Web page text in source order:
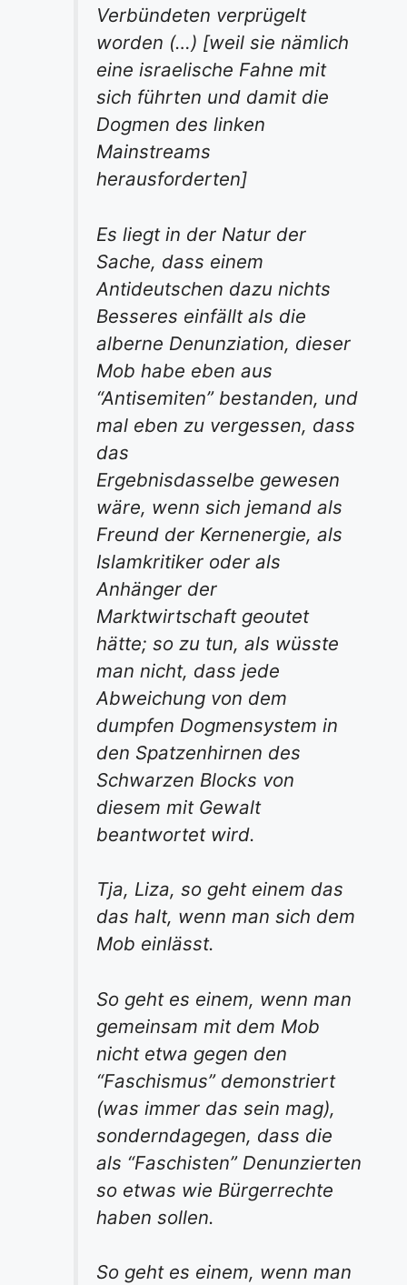
Verbündeten verprügelt
worden (…) [weil sie nämlich
eine israelische Fahne mit
sich führten und damit die
Dogmen des linken
Mainstreams
herausforderten]
Es liegt in der Natur der
Sache, dass einem
Antideutschen dazu nichts
Besseres einfällt als die
alberne Denunziation, dieser
Mob habe eben aus
“Antisemiten” bestanden, und
mal eben zu vergessen, dass
das
Ergebnisdasselbe gewesen
wäre, wenn sich jemand als
Freund der Kernenergie, als
Islamkritiker oder als
Anhänger der
Marktwirtschaft geoutet
hätte; so zu tun, als wüsste
man nicht, dass jede
Abweichung von dem
dumpfen Dogmensystem in
den Spatzenhirnen des
Schwarzen Blocks von
diesem mit Gewalt
beantwortet wird.
Tja, Liza, so geht einem das
das halt, wenn man sich dem
Mob einlässt.
So geht es einem, wenn man
gemeinsam mit dem Mob
nicht etwa gegen den
“Faschismus” demonstriert
(was immer das sein mag),
sonderndagegen, dass die
als “Faschisten” Denunzierten
so etwas wie Bürgerrechte
haben sollen.
So geht es einem, wenn man